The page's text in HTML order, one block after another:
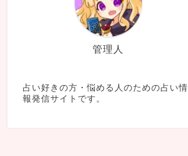
管理人
占い好きの方・悩める人のための占い情
報発信サイトです。